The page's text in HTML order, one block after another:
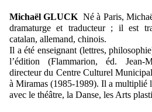
Michaël GLUCK Né à Paris,
dramaturge et traducteur ; il est
catalan, allemand, chinois.
Il a été enseignant (lettres,
l’édition (Flammarion, éd. Jean-
directeur du Centre Culturel
à Miramas (1985-1989). Il a multiplié
avec le théâtre, la Danse, les Arts